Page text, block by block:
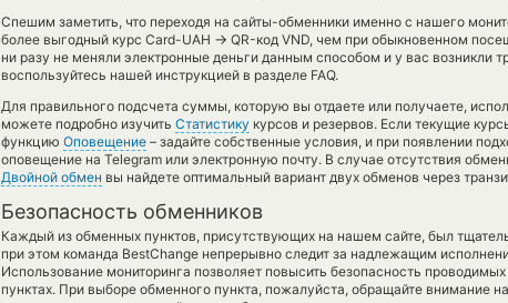
Спешим заметить, что переходя на сайты-обменники именно с нашего
более выгодный курс Card-UAH → QR-код VND, чем при обыкновенном
ни разу не меняли электронные деньги данным способом и у вас возникли
воспользуйтесь нашей инструкцией в разделе FAQ.
Для правильного подсчета суммы, которую вы отдаете или получаете,
можете подробно изучить Статистику курсов и резервов. Если текущие
функцию Оповещение – задайте собственные условия, и при появлении
оповещение на Telegram или электронную почту. В случае отсутствия
Двойной обмен вы найдете оптимальный вариант двух обменов через
Безопасность обменников
Каждый из обменных пунктов, присутствующих на нашем сайте, был
при этом команда BestChange непрерывно следит за надлежащим
Использование мониторинга позволяет повысить безопасность
пунктах. При выборе обменного пункта, пожалуйста, обращайте внимание